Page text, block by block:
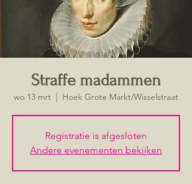
Straffe madammen
wo 13 mrt
  |
Hoek Grote Markt/Wisselstraat
Registratie is afgesloten
Andere evenementen bekijken